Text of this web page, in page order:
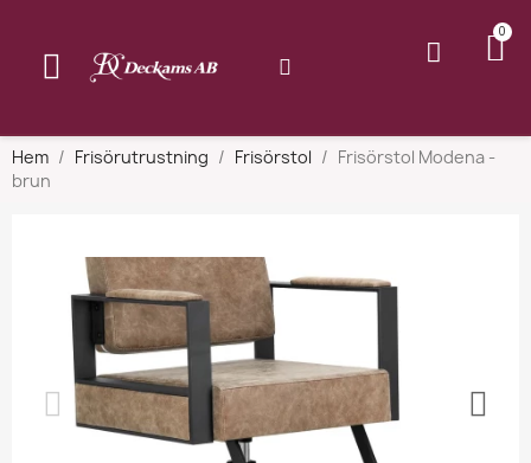
Hem Frisörutrustning Frisörstol
Frisörstol Modena -
brun